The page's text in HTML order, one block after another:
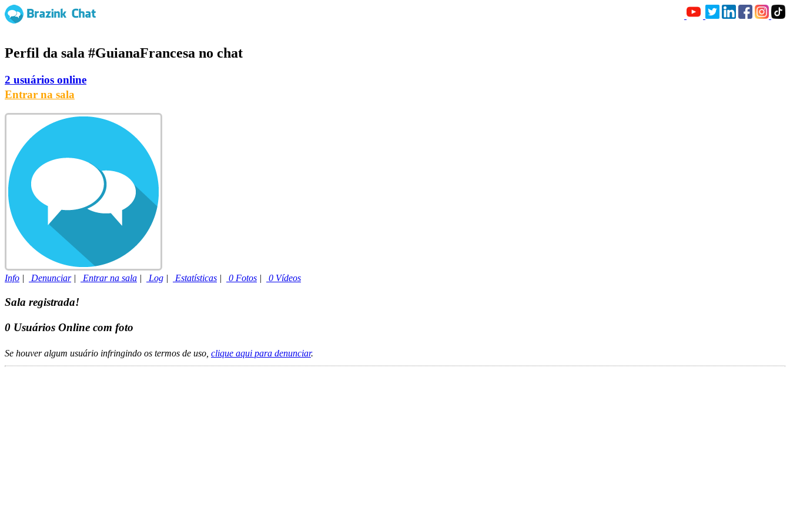
Perfil da sala #GuianaFrancesa no chat
2 usuários online
Entrar na sala
Info | Denunciar| Entrar na sala | Log | Estatísticas | 0 Fotos | 0 Vídeos
Sala registrada!
0 Usuários Online com foto
Se houver algum usuário infringindo os termos de uso, clique aqui para denunciar.